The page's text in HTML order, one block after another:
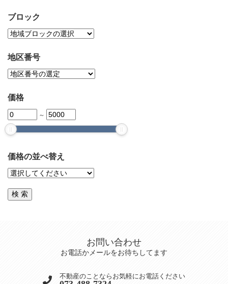
ブロック
地区番号
価格
～
価格の並べ替え
お問い合わせ
お電話かメールをお待ちしてます
不動産のことならお気軽にお電話ください